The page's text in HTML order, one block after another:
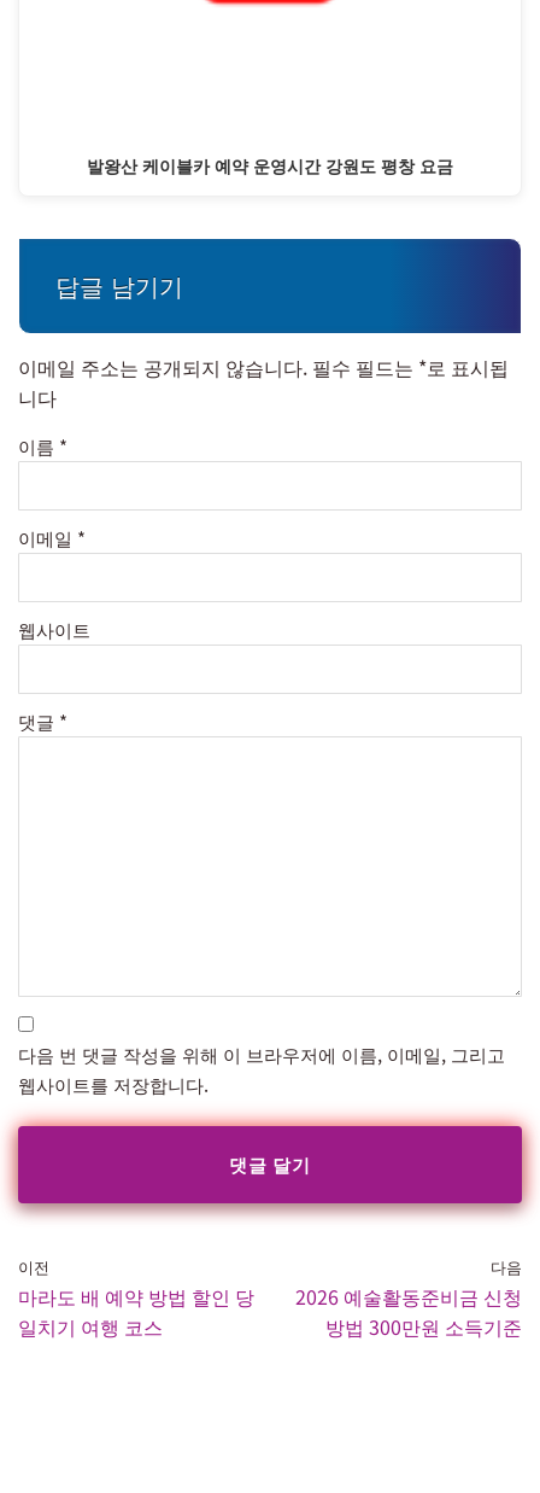
발왕산 케이블카 예약 운영시간 강원도 평창 요금
답글 남기기
이메일 주소는 공개되지 않습니다. 필수 필드는 *로 표시됩
니다
이름 *
이메일 *
웹사이트
댓글 *
다음 번 댓글 작성을 위해 이 브라우저에 이름, 이메일, 그리고
웹사이트를 저장합니다.
이전
마라도 배 예약 방법 할인 당
일치기 여행 코스
다음
2026 예술활동준비금 신청
방법 300만원 소득기준